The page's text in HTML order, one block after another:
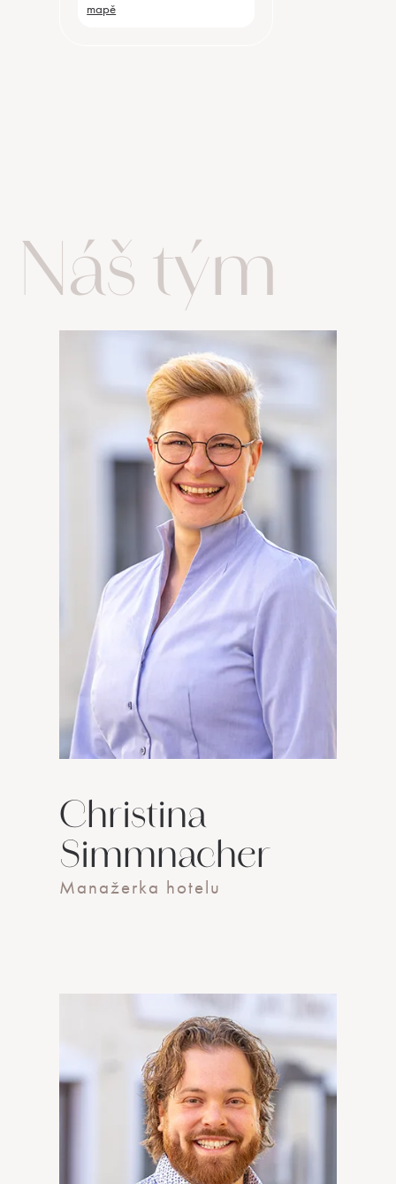
mapě
Náš tým
Christina
Simmnacher
Manažerka hotelu